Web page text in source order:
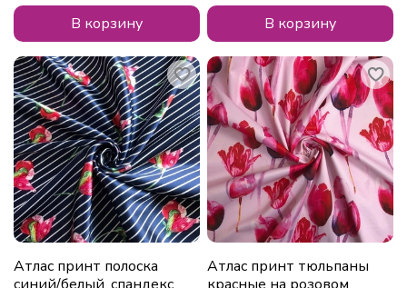
В корзину В корзину
Атлас принт полоска
Атлас принт тюльпаны